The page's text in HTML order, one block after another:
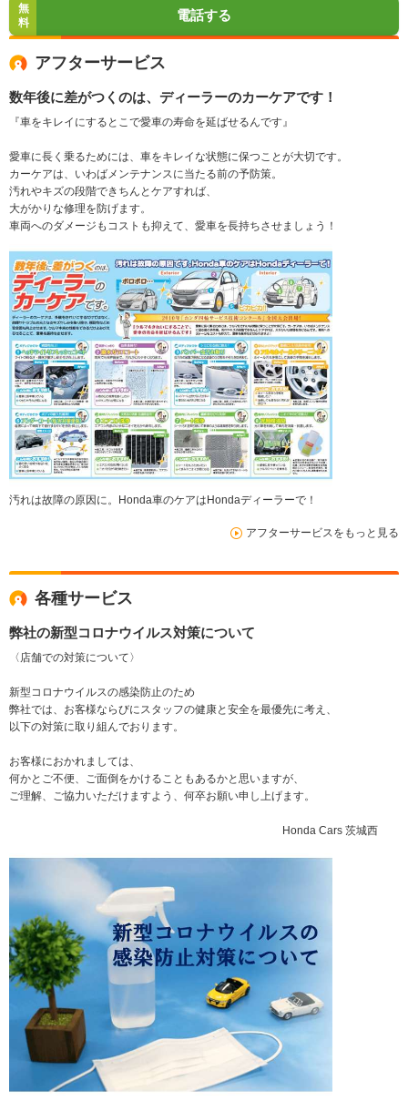
無
料
電話する
アフターサービス
数年後に差がつくのは、ディーラーのカーケアです！
『車をキレイにするとこで愛車の寿命を延ばせるんです』
愛車に長く乗るためには、車をキレイな状態に保つことが大切です。
カーケアは、いわばメンテナンスに当たる前の予防策。
汚れやキズの段階できちんとケアすれば、
大がかりな修理を防げます。
車両へのダメージもコストも抑えて、愛車を長持ちさせましょう！
汚れは故障の原因に。Honda車のケアはHondaディーラーで！
アフターサービスをもっと見る
各種サービス
弊社の新型コロナウイルス対策について
〈店舗での対策について〉
新型コロナウイルスの感染防止のため
弊社では、お客様ならびにスタッフの健康と安全を最優先に考え、
以下の対策に取り組んでおります。
お客様におかれましては、
何かとご不便、ご面倒をかけることもあるかと思いますが、
ご理解、ご協力いただけますよう、何卒お願い申し上げます。
Honda Cars 茨城西